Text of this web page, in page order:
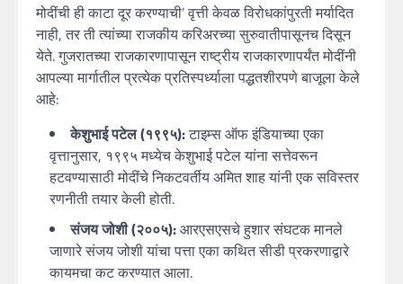
मोदींची ही काटा दूर करण्याची’ वृत्ती केवळ विरोधकांपुरती मर्यादित
नाही, तर ती त्यांच्या राजकीय करिअरच्या सुरुवातीपासूनच दिसून
येते. गुजरातच्या राजकारणापासून राष्ट्रीय राजकारणापर्यंत मोदींनी
आपल्या मार्गातील प्रत्येक प्रतिस्पर्ध्याला पद्धतशीरपणे बाजूला केले
आहे:
केशुभाई पटेल (१९९५):टाइम्स ऑफ इंडियाच्या एका
वृत्तानुसार, १९९५ मध्येच केशुभाई पटेल यांना सत्तेवरून
हटवण्यासाठी मोदींचे निकटवर्तीय अमित शाह यांनी एक सविस्तर
रणनीती तयार केली होती.
संजय जोशी (२००५):आरएसएसचे हुशार संघटक मानले
जाणारे संजय जोशी यांचा पत्ता एका कथित सीडी प्रकरणाद्वारे
कायमचा कट करण्यात आला.